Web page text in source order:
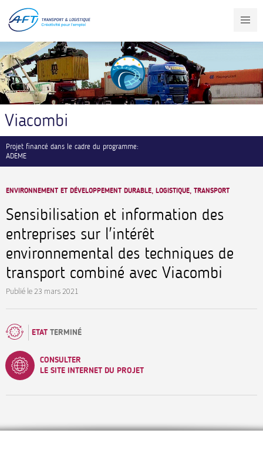
contenu
principal
Viacombi
Projet financé dans le cadre du programme:
ADEME
ENVIRONNEMENT ET DÉVELOPPEMENT DURABLE, LOGISTIQUE, TRANSPORT
Sensibilisation et information des
entreprises sur l'intérêt
environnemental des techniques de
transport combiné avec Viacombi
Publié le 23 mars 2021
ETAT TERMINÉ
CONSULTER
LE SITE INTERNET DU PROJET